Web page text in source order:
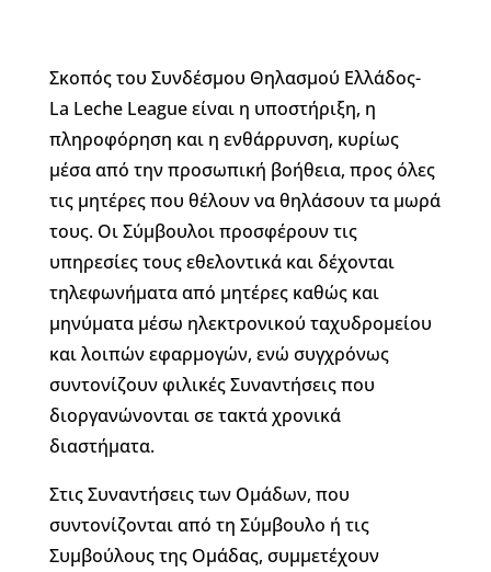
Σκοπός του Συνδέσμου Θηλασμού Ελλάδος-
La Leche League είναι η υποστήριξη, η
πληροφόρηση και η ενθάρρυνση, κυρίως
μέσα από την προσωπική βοήθεια, προς όλες
τις μητέρες που θέλουν να θηλάσουν τα μωρά
τους. Οι Σύμβουλοι προσφέρουν τις
υπηρεσίες τους εθελοντικά και δέχονται
τηλεφωνήματα από μητέρες καθώς και
μηνύματα μέσω ηλεκτρονικού ταχυδρομείου
και λοιπών εφαρμογών, ενώ συγχρόνως
συντονίζουν φιλικές Συναντήσεις που
διοργανώνονται σε τακτά χρονικά
διαστήματα.
Στις Συναντήσεις των Ομάδων, που
συντονίζονται από τη Σύμβουλο ή τις
Συμβούλους της Ομάδας, συμμετέχουν